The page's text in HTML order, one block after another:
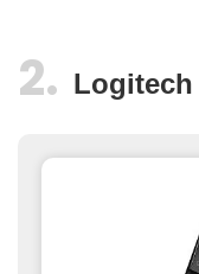
Logitech